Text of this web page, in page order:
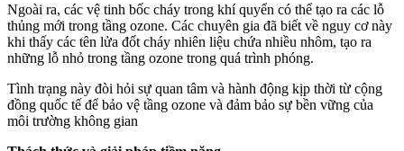
Ngoài ra, các vệ tinh bốc cháy trong khí quyển có thể tạo ra các lỗ
thủng mới trong tầng ozone. Các chuyên gia đã biết về nguy cơ này
khi thấy các tên lửa đốt cháy nhiên liệu chứa nhiều nhôm, tạo ra
những lỗ nhỏ trong tầng ozone trong quá trình phóng.
Tình trạng này đòi hỏi sự quan tâm và hành động kịp thời từ cộng
đồng quốc tế để bảo vệ tầng ozone và đảm bảo sự bền vững của
môi trường không gian